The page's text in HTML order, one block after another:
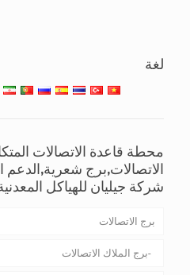
لغة
محطة قاعدة الاتصالات
الاتصالات,برج شعرية,الدعم
شركة جيليان للهياكل
برج الاتصالات
برج الملاك الاتصالات